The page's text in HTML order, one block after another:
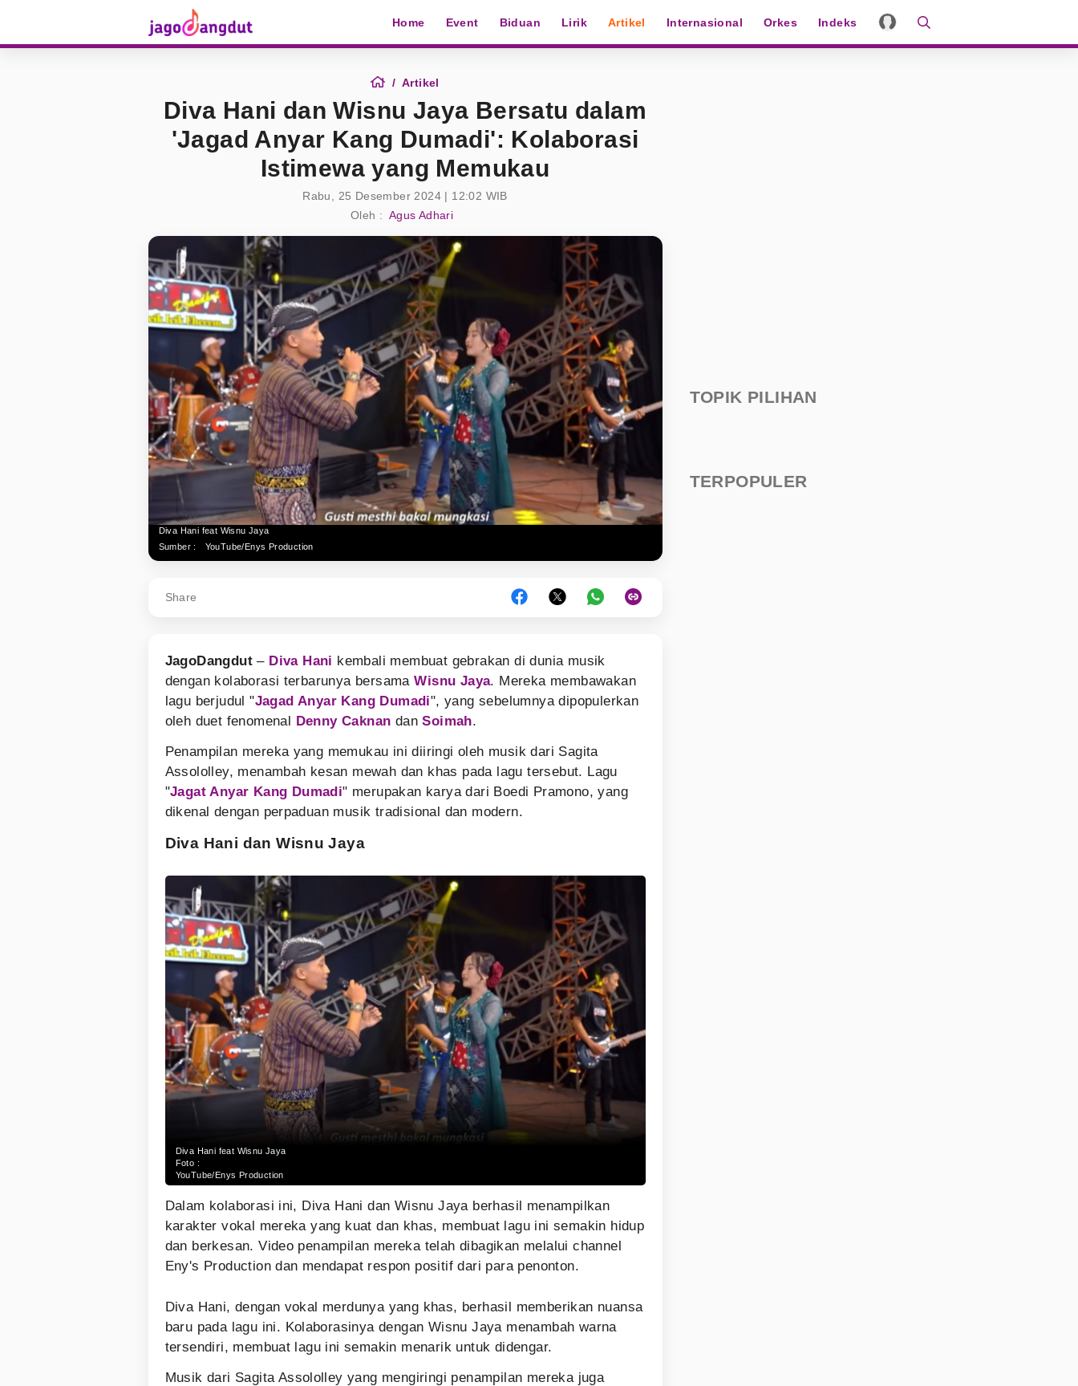
Home Event Biduan Lirik Artikel Internasional Orkes Indeks
Artikel
Diva Hani dan Wisnu Jaya Bersatu dalam
'Jagad Anyar Kang Dumadi': Kolaborasi
Istimewa yang Memukau
Rabu, 25 Desember 2024 | 12:02 WIB
Oleh : Agus Adhari
Diva Hani feat Wisnu Jaya
Sumber :
YouTube/Enys Production
Share
JagoDangdut– Diva Hani kembali membuat gebrakan di dunia musik
dengan kolaborasi terbarunya bersamaWisnu Jaya. Mereka membawakan
lagu berjudul "Jagad Anyar Kang Dumadi", yang sebelumnya dipopulerkan
oleh duet fenomenal Denny Caknan danSoimah.
Penampilan mereka yang memukau ini diiringi oleh musik dari Sagita
Assololley, menambah kesan mewah dan khas pada lagu tersebut. Lagu
"Jagat Anyar Kang Dumadi" merupakan karya dari Boedi Pramono, yang
dikenal dengan perpaduan musik tradisional dan modern.
Diva Hani dan Wisnu Jaya
Diva Hani feat Wisnu Jaya
Foto :
YouTube/Enys Production
Dalam kolaborasi ini, Diva Hani dan Wisnu Jaya berhasil menampilkan
karakter vokal mereka yang kuat dan khas, membuat lagu ini semakin hidup
dan berkesan. Video penampilan mereka telah dibagikan melalui channel
Eny's Production dan mendapat respon positif dari para penonton.
Diva Hani, dengan vokal merdunya yang khas, berhasil memberikan nuansa
baru pada lagu ini. Kolaborasinya dengan Wisnu Jaya menambah warna
tersendiri, membuat lagu ini semakin menarik untuk didengar.
Musik dari Sagita Assololley yang mengiringi penampilan mereka juga
TOPIK PILIHAN
TERPOPULER